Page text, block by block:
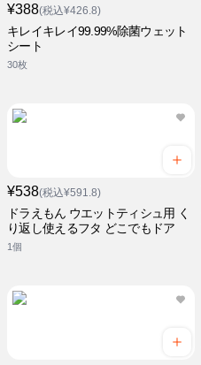
¥388(税込¥426.8)
キレイキレイ99.99%除菌ウェット
シート
30枚
¥538(税込¥591.8)
ドラえもん ウエットティシュ用 く
り返し使えるフタ どこでもドア
1個